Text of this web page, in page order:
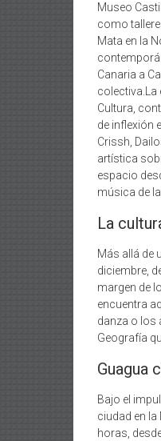
Museo
como
Mata en la
Canaria a
colectiva.La
Cultura,
de inflexión
Crissh,
artística
espacio
música de
La
Más allá de
diciembre,
margen de
encuentra
danza o los
Geografía
Guagua
Bajo el
ciudad en la
horas,